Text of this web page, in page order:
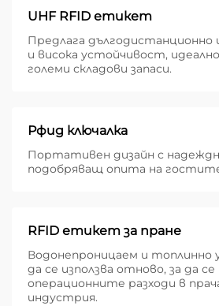
UHF RFID етикет
Предлага
и висока устойчивост,
големи складови запаси.
Рфид ключалка
Портативен дизайн с
подобряващ опита на
RFID етикет за пране
Водонепроницаем и топлинно
да се използва отново, за да се
операционните разходи в
индустрия.